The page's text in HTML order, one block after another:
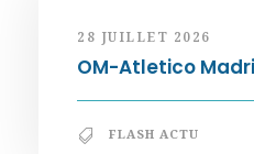
28 JUILLET 2026
OM-Atletico
FLASH ACTU